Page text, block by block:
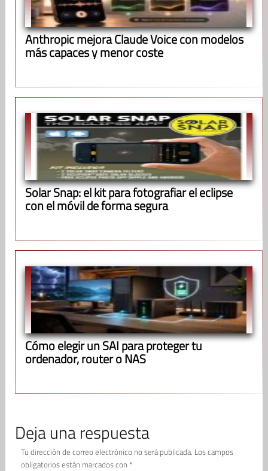
Anthropic mejora Claude Voice con modelos
más capaces y menor coste
Solar Snap: el kit para fotografiar el eclipse
con el móvil de forma segura
Cómo elegir un SAI para proteger tu
ordenador, router o NAS
Deja una respuesta
Tu dirección de correo electrónico no será publicada. Los campos
obligatorios están marcados con *